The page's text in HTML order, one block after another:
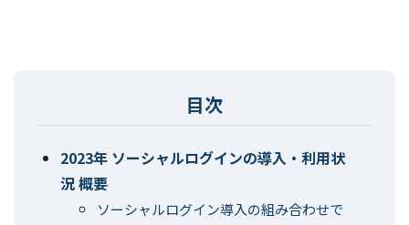
2023年 ソーシャルログインの導入・利用状
況 概要
ソーシャルログイン導入の組み合わせで